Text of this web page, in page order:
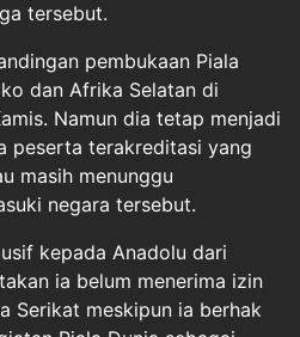
tersebut.
pembukaan Piala
dan Afrika Selatan di
Namun dia tetap menjadi
peserta terakreditasi yang
masih menunggu
negara tersebut.
kepada Anadolu dari
ia belum menerima izin
Serikat meskipun ia berhak